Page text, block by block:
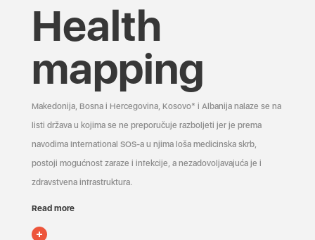
Health
mapping
Makedonija, Bosna i Hercegovina, Kosovo* i Albanija nalaze se na
listi država u kojima se ne preporučuje razboljeti jer je prema
navodima International SOS-a u njima loša medicinska skrb,
postoji mogućnost zaraze i infekcije, a nezadovoljavajuća je i
zdravstvena infrastruktura.
Read more